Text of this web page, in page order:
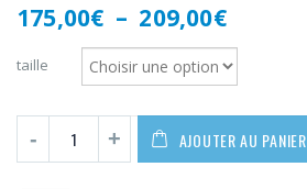
175,00€ – 209,00€Plage
de
prix :
175,00€
à
209,00€
taille
AJOUTER AU PANIER